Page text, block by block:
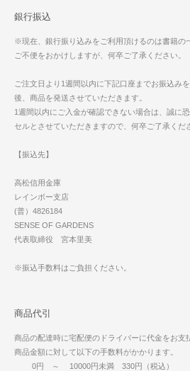
銀行振込
※現在、銀行振り込みをご利用頂けるのは書籍の
ご不便をおかけしますが、何卒ご了承ください。
ご注文日より1週間以内に下記口座までお振込み
後、商品を発送させていただきます。
1週間以内にご入金が確認できない場合は、誠に
セルとさせていただきますので、何卒ご了承くだ
【振込先】
高松信用金庫
レインボー支店
(普）4826184
SENSE OF GARDENS
代表取締役 宮本里美
※振込手数料はご負担ください。
商品代引
商品の配達時に宅配便のドライバーに代金をお支
商品金額に対して以下の手数料がかかります。
0円 ～ 10000円未満 330円（税込）